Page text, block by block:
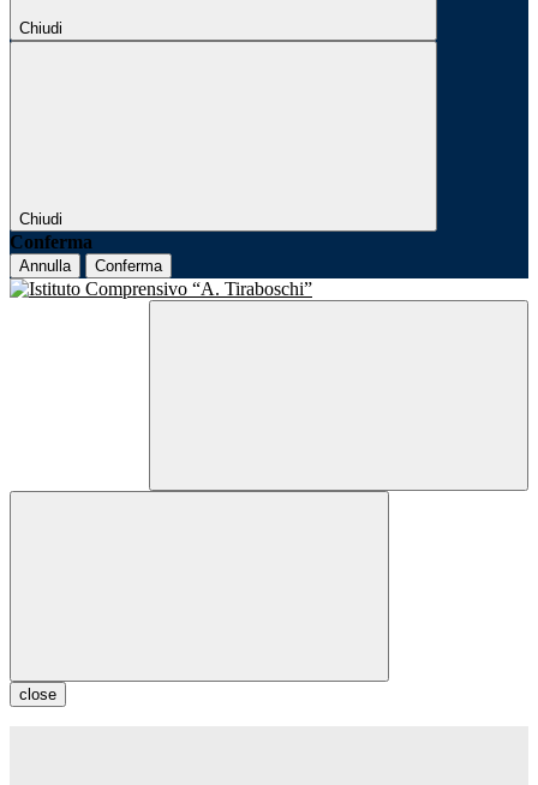
Chiudi
Chiudi
Conferma
Annulla Conferma
close